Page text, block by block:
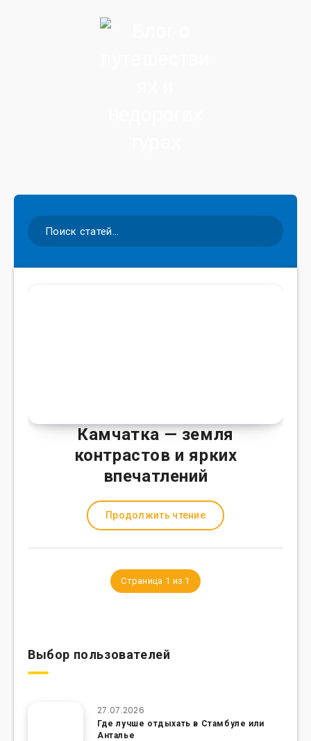
Камчатка — земля
контрастов и ярких
впечатлений
Продолжить чтение
Страница 1 из 1
Выбор пользователей
27.07.2026
Где лучше отдыхать в Стамбуле или
Анталье